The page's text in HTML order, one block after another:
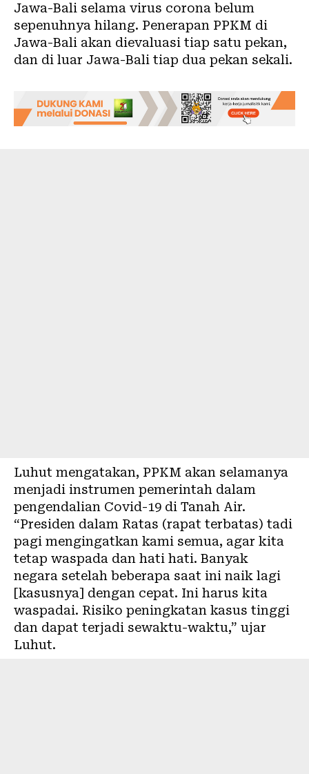
Jawa-Bali selama virus corona belum
sepenuhnya hilang. Penerapan PPKM di
Jawa-Bali akan dievaluasi tiap satu pekan,
dan di luar Jawa-Bali tiap dua pekan sekali.
Luhut mengatakan, PPKM akan selamanya
menjadi instrumen pemerintah dalam
pengendalian Covid-19 di Tanah Air.
“Presiden dalam Ratas (rapat terbatas) tadi
pagi mengingatkan kami semua, agar kita
tetap waspada dan hati hati. Banyak
negara setelah beberapa saat ini naik lagi
[kasusnya] dengan cepat. Ini harus kita
waspadai. Risiko peningkatan kasus tinggi
dan dapat terjadi sewaktu-waktu,” ujar
Luhut.